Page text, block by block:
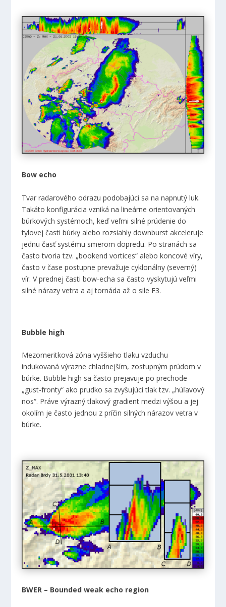
Bow echo
Tvar radarového odrazu podobajúci sa na napnutý luk.
Takáto konfigurácia vzniká na lineárne orientovaných
búrkových systémoch, keď veľmi silné prúdenie do
tylovej časti búrky alebo rozsiahly downburst akceleruje
jednu časť systému smerom dopredu. Po stranách sa
často tvoria tzv. „bookend vortices“ alebo koncové víry,
často v čase postupne prevažuje cyklonálny (severný)
vír. V prednej časti bow-echa sa často vyskytujú veľmi
silné nárazy vetra a aj tornáda až o sile F3.
Bubble high
Mezomeritková zóna vyššieho tlaku vzduchu
indukovaná výrazne chladnejším, zostupným prúdom v
búrke. Bubble high sa často prejavuje po prechode
„gust-fronty“ ako prudko sa zvyšujúci tlak tzv. „húľavový
nos“. Práve výrazný tlakový gradient medzi výšou a jej
okolím je často jednou z príčin silných nárazov vetra v
búrke.
BWER – Bounded weak echo region